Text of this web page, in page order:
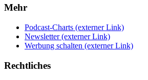
Mehr
Podcast-Charts (externer Link)
Newsletter (externer Link)
Werbung schalten (externer Link)
Rechtliches